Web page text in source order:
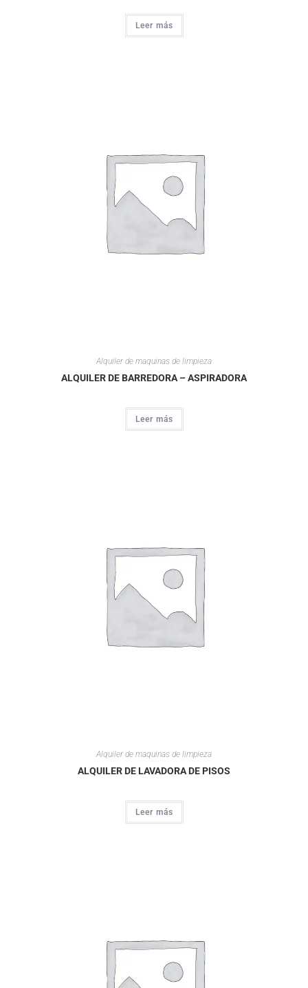
Leer más
Alquiler de maquinas de limpieza
ALQUILER DE BARREDORA – ASPIRADORA
Leer más
Alquiler de maquinas de limpieza
ALQUILER DE LAVADORA DE PISOS
Leer más